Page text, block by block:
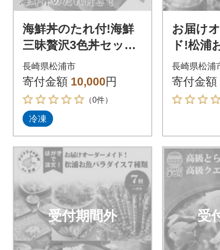
海鮮丼のたれ付!海鮮
三昧贅沢3色丼セッ
ト 100g×4パック
長崎県松浦市
寄付金額 10,000円
（0件）
冷凍
お届け
ド!松浦
ス
長崎県松浦
寄付金額
受付期間外 受